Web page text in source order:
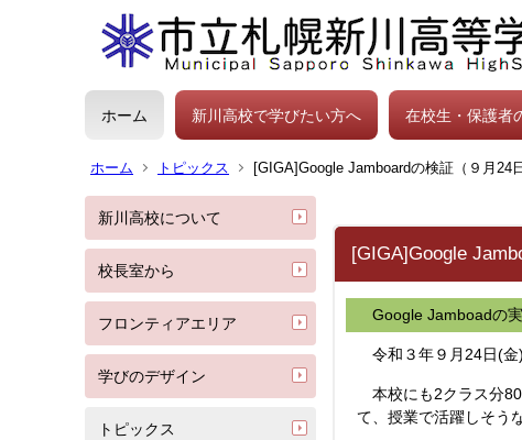
ホーム 新川高校で学びたい方へ 在校生・保護者
ホーム トピックス [GIGA]Google Jamboardの検証（９月24日
新川高校について
校長室から
フロンティアエリア
学びのデザイン
トピックス
[GIGA]Google
Google Jamboadの
令和３年９月24日(金)
本校にも2クラス分
て、授業で活躍しそう